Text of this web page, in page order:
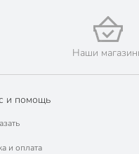
Наши
и помощь
и оплата